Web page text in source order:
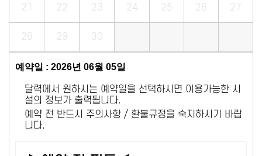
21 22 23 24 25 26 27
28 29 30
예약일 : 2026년 06월 05일
달력에서 원하시는 예약일을 선택하시면 이용가능한 시
설의 정보가 출력됩니다.
예약 전 반드시 주의사항 / 환불규정을 숙지하시기 바랍
니다.